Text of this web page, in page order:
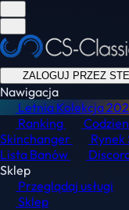
ZALOGUJ PRZEZ
Nawigacja
Letnia Kolekcja
Ranking
Skinchanger
Rynek
Lista Banów
Sklep
Przeglądaj usługi
Sklep